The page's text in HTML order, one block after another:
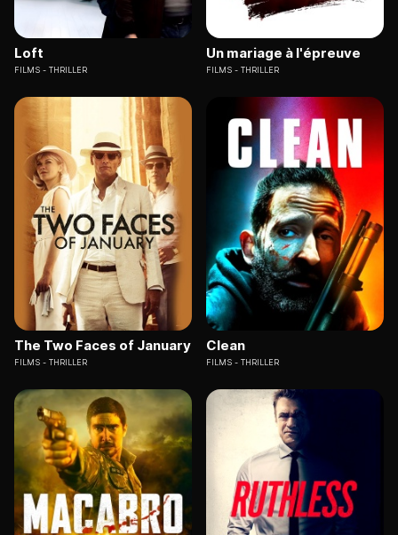
Loft
FILMS THRILLER
Un mariage à l'épreuve
FILMS THRILLER
The Two Faces of January
FILMS THRILLER
Clean
FILMS THRILLER